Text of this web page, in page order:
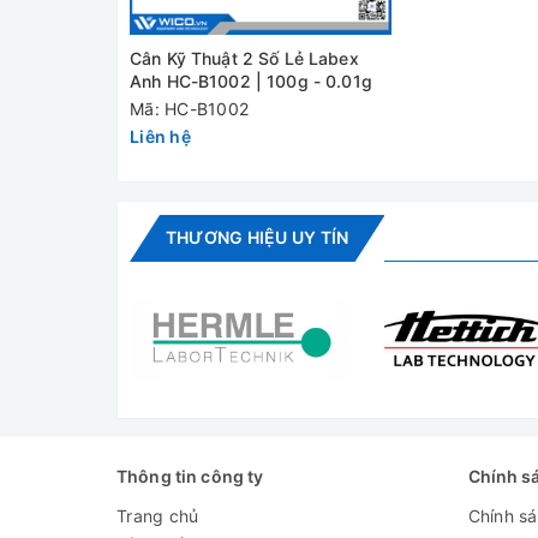
thể
540 x 350 x 525mm
Trọng lượng
12kg / 13kg
Nguồn điện
Cân Kỹ Thuật 2 Số Lẻ Labex
Anh HC-B1002 | 100g - 0.01g
Mã: HC-B1002
Liên hệ
THƯƠNG HIỆU UY TÍN
Thông tin công ty
Trang chủ
Chính
Chính